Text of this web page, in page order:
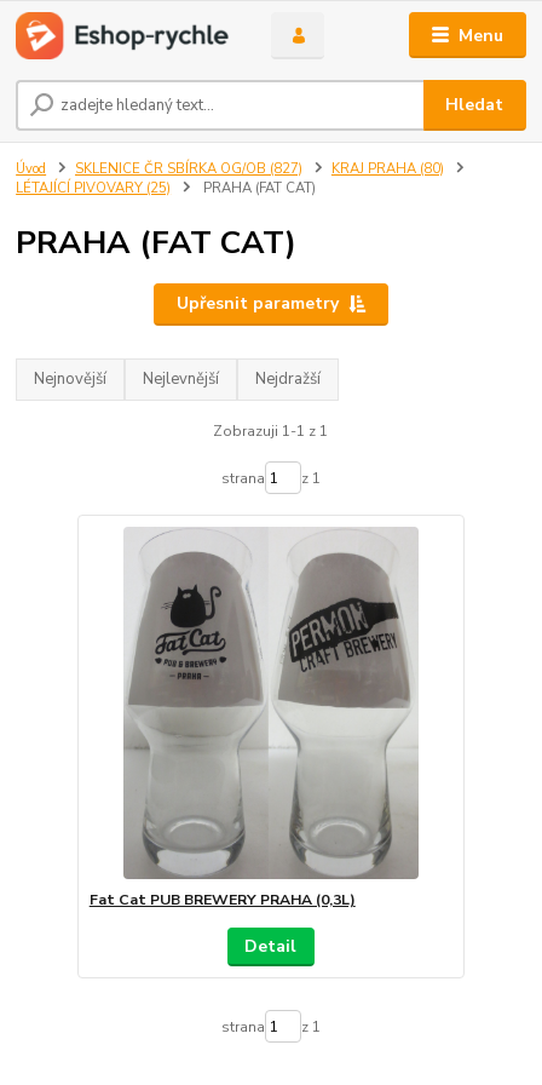
Menu
Hledat
Úvod SKLENICE ČR SBÍRKA OG/OB (827)
KRAJ PRAHA (80)
LÉTAJÍCÍ PIVOVARY (25)
PRAHA (FAT CAT)
PRAHA (FAT CAT)
Upřesnit parametry
Nejnovější Nejlevnější Nejdražší
Zobrazuji 1-1 z 1
strana z 1
Fat Cat PUB BREWERY PRAHA (0,3L)
Detail
strana z 1